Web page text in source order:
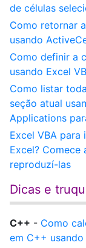
de células
Como retornar
usando
Como definir a
usando Excel
Como listar
seção atual
Applications
Excel VBA para
Excel? Comece
reproduzí-las
Dicas e
C++ - Como
em C++